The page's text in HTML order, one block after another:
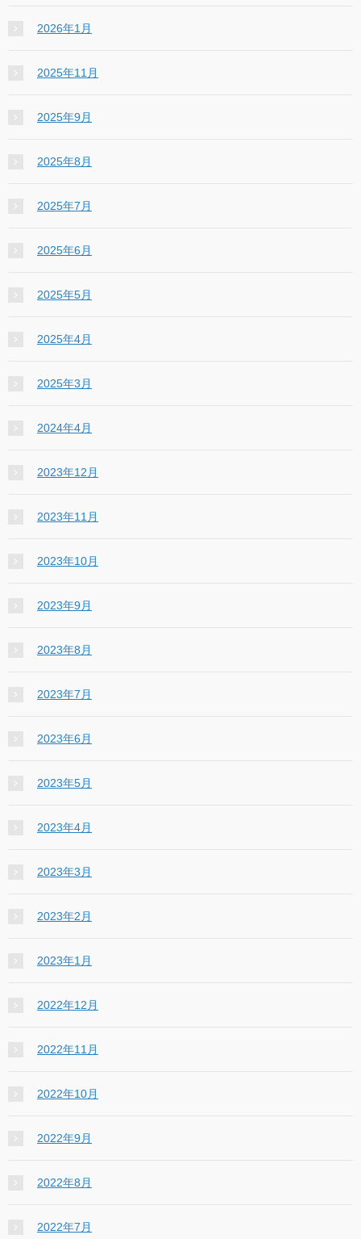
2026年1月
2025年11月
2025年9月
2025年8月
2025年7月
2025年6月
2025年5月
2025年4月
2025年3月
2024年4月
2023年12月
2023年11月
2023年10月
2023年9月
2023年8月
2023年7月
2023年6月
2023年5月
2023年4月
2023年3月
2023年2月
2023年1月
2022年12月
2022年11月
2022年10月
2022年9月
2022年8月
2022年7月